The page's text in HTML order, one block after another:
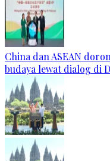
China dan ASEAN
budaya lewat dialog di